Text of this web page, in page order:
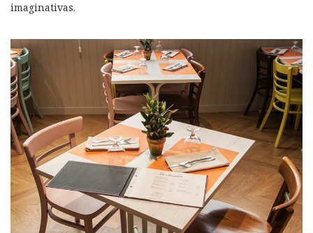
imaginativas.